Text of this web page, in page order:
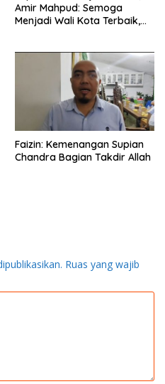
Amir Mahpud: Semoga
Menjadi Wali Kota Terbaik,
Faizin: Kemenangan Supian
Chandra Bagian Takdir Allah
Ruas yang wajib